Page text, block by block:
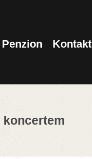
Penzion Kontakt
koncertem